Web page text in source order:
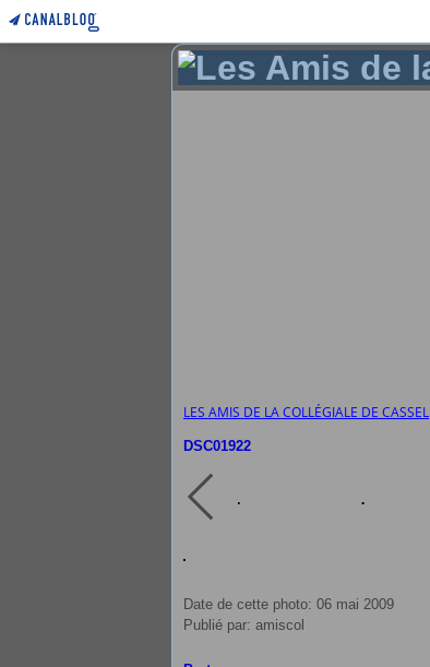
LES AMIS DE LA COLLÉGIALE DE CASSEL
DSC01922
Date de cette photo: 06 mai 2009
Publié par: amiscol